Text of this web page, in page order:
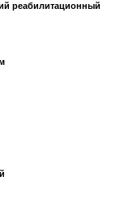
реабилитационный